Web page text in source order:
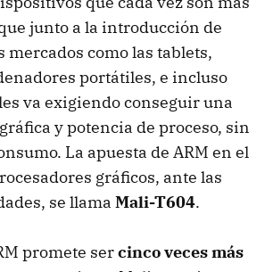
junto a la introducción de
mercados como las tablets,
portátiles, e incluso
va exigiendo conseguir una
y potencia de proceso, sin
La apuesta de ARM en el
gráficos, ante las
se llama Mali-T604.
promete sercinco veces más